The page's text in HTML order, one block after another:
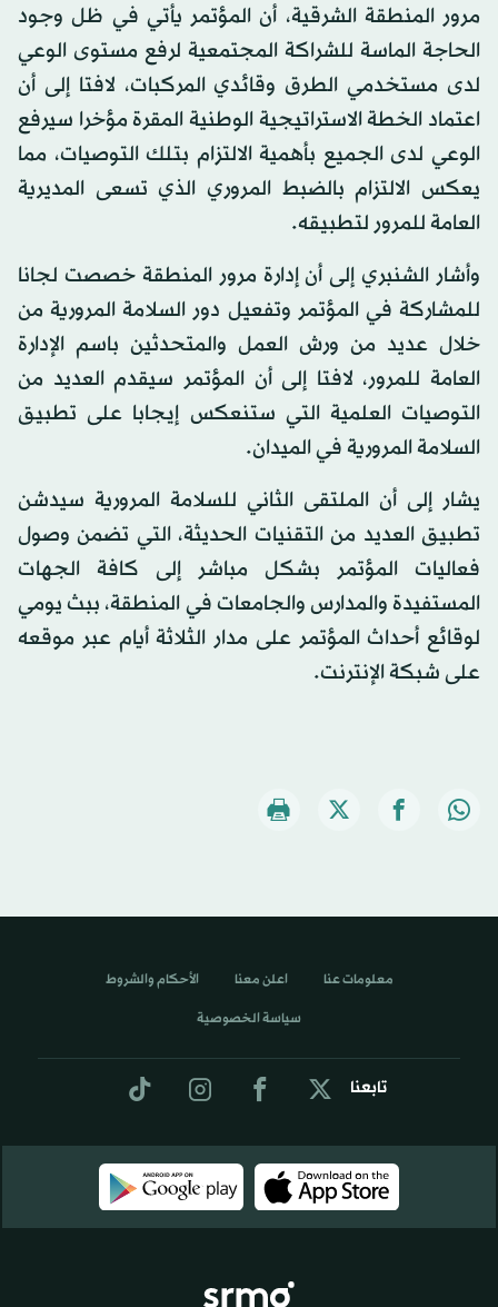
مرور المنطقة الشرقية، أن المؤتمر يأتي في ظل وجود
الحاجة الماسة للشراكة المجتمعية لرفع مستوى الوعي
لدى مستخدمي الطرق وقائدي المركبات، لافتا إلى أن
اعتماد الخطة الاستراتيجية الوطنية المقرة مؤخرا سيرفع
الوعي لدى الجميع بأهمية الالتزام بتلك التوصيات، مما
يعكس الالتزام بالضبط المروري الذي تسعى المديرية
العامة للمرور لتطبيقه.
وأشار الشنبري إلى أن إدارة مرور المنطقة خصصت لجانا
للمشاركة في المؤتمر وتفعيل دور السلامة المرورية من
خلال عديد من ورش العمل والمتحدثين باسم الإدارة
العامة للمرور، لافتا إلى أن المؤتمر سيقدم العديد من
التوصيات العلمية التي ستنعكس إيجابا على تطبيق
السلامة المرورية في الميدان.
يشار إلى أن الملتقى الثاني للسلامة المرورية سيدشن
تطبيق العديد من التقنيات الحديثة، التي تضمن وصول
فعاليات المؤتمر بشكل مباشر إلى كافة الجهات
المستفيدة والمدارس والجامعات في المنطقة، ببث يومي
لوقائع أحداث المؤتمر على مدار الثلاثة أيام عبر موقعه
على شبكة الإنترنت.
تابعنا
معلومات عنا اعلن معنا الأحكام والشروط
سياسة الخصوصية